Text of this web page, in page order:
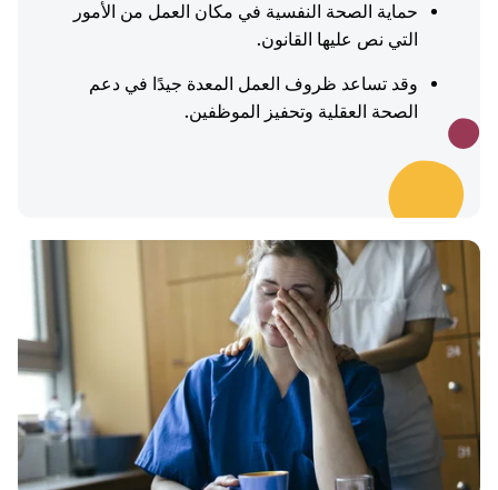
حماية الصحة النفسية في مكان العمل من الأمور
التي نص عليها القانون.
وقد تساعد ظروف العمل المعدة جيدًا في دعم
الصحة العقلية وتحفيز الموظفين.